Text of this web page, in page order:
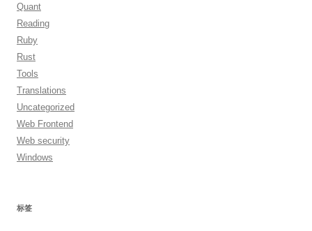
Quant
Reading
Ruby
Rust
Tools
Translations
Uncategorized
Web Frontend
Web security
Windows
标签